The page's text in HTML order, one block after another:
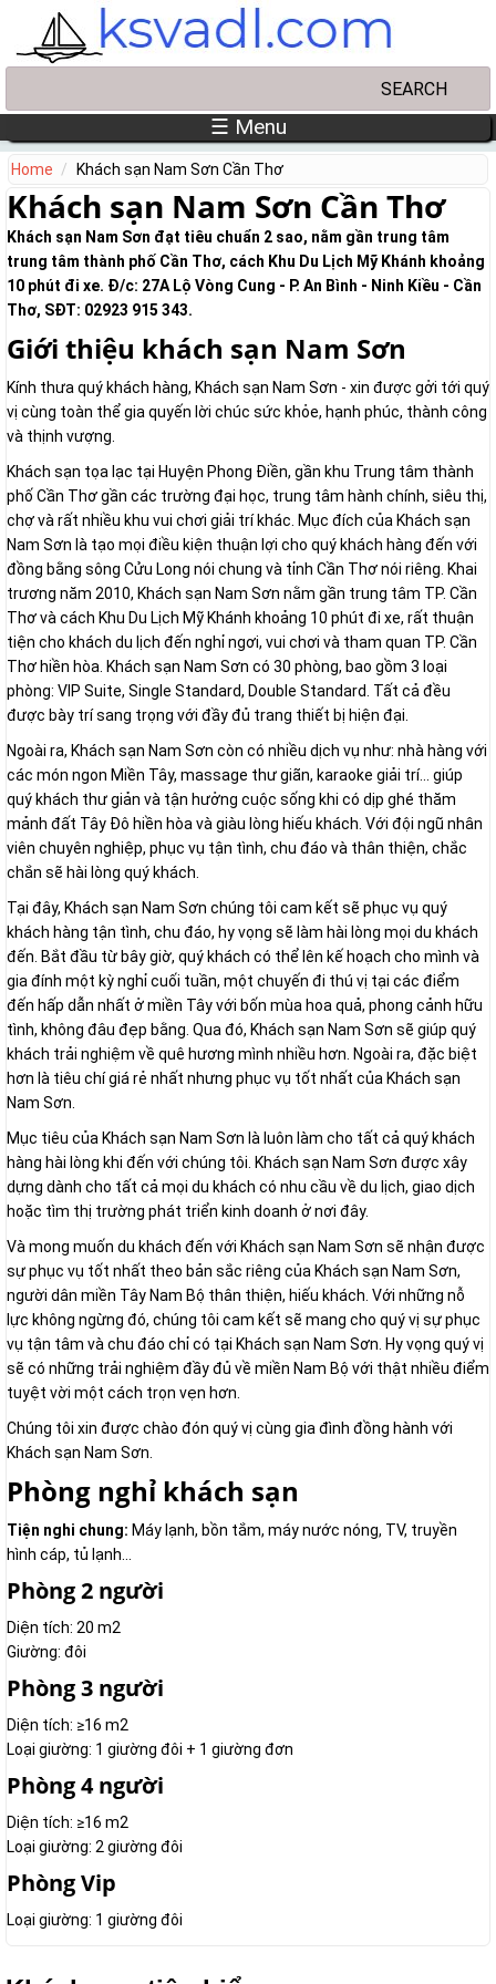
Skip to main content
☰ Menu
Home Khách sạn Nam Sơn Cần Thơ
Khách sạn Nam Sơn Cần Thơ
Khách sạn Nam Sơn đạt tiêu chuẩn 2 sao, nằm gần trung tâm
trung tâm thành phố Cần Thơ, cách Khu Du Lịch Mỹ Khánh khoảng
10 phút đi xe. Đ/c: 27A Lộ Vòng Cung - P. An Bình - Ninh Kiều - Cần
Thơ, SĐT: 02923 915 343.
Giới thiệu khách sạn Nam Sơn
Kính thưa quý khách hàng, Khách sạn Nam Sơn - xin được gởi tới quý
vị cùng toàn thể gia quyến lời chúc sức khỏe, hạnh phúc, thành công
và thịnh vượng.
Khách sạn tọa lạc tại Huyện Phong Điền, gần khu Trung tâm thành
phố Cần Thơ gần các trường đại học, trung tâm hành chính, siêu thị,
chợ và rất nhiều khu vui chơi giải trí khác. Mục đích của Khách sạn
Nam Sơn là tạo mọi điều kiện thuận lợi cho quý khách hàng đến với
đồng bằng sông Cửu Long nói chung và tỉnh Cần Thơ nói riêng. Khai
trương năm 2010, Khách sạn Nam Sơn nằm gần trung tâm TP. Cần
Thơ và cách Khu Du Lịch Mỹ Khánh khoảng 10 phút đi xe, rất thuận
tiện cho khách du lịch đến nghỉ ngơi, vui chơi và tham quan TP. Cần
Thơ hiền hòa. Khách sạn Nam Sơn có 30 phòng, bao gồm 3 loại
phòng: VIP Suite, Single Standard, Double Standard. Tất cả đều
được bày trí sang trọng với đầy đủ trang thiết bị hiện đại.
Ngoài ra, Khách sạn Nam Sơn còn có nhiều dịch vụ như: nhà hàng với
các món ngon Miền Tây, massage thư giãn, karaoke giải trí... giúp
quý khách thư giản và tận hưởng cuộc sống khi có dịp ghé thăm
mảnh đất Tây Đô hiền hòa và giàu lòng hiếu khách. Với đội ngũ nhân
viên chuyên nghiệp, phục vụ tận tình, chu đáo và thân thiện, chắc
chắn sẽ hài lòng quý khách.
Tại đây, Khách sạn Nam Sơn chúng tôi cam kết sẽ phục vụ quý
khách hàng tận tình, chu đáo, hy vọng sẽ làm hài lòng mọi du khách
đến. Bắt đầu từ bây giờ, quý khách có thể lên kế hoạch cho mình và
gia đính một kỳ nghỉ cuối tuần, một chuyến đi thú vị tại các điểm
đến hấp dẫn nhất ở miền Tây với bốn mùa hoa quả, phong cảnh hữu
tình, không đâu đẹp bằng. Qua đó, Khách sạn Nam Sơn sẽ giúp quý
khách trải nghiệm về quê hương mình nhiều hơn. Ngoài ra, đặc biệt
hơn là tiêu chí giá rẻ nhất nhưng phục vụ tốt nhất của Khách sạn
Nam Sơn.
Mục tiêu của Khách sạn Nam Sơn là luôn làm cho tất cả quý khách
hàng hài lòng khi đến với chúng tôi. Khách sạn Nam Sơn được xây
dựng dành cho tất cả mọi du khách có nhu cầu về du lịch, giao dịch
hoặc tìm thị trường phát triển kinh doanh ở nơi đây.
Và mong muốn du khách đến với Khách sạn Nam Sơn sẽ nhận được
sự phục vụ tốt nhất theo bản sắc riêng của Khách sạn Nam Sơn,
người dân miền Tây Nam Bộ thân thiện, hiếu khách. Với những nỗ
lực không ngừng đó, chúng tôi cam kết sẽ mang cho quý vị sự phục
vụ tận tâm và chu đáo chỉ có tại Khách sạn Nam Sơn. Hy vọng quý vị
sẽ có những trải nghiệm đầy đủ về miền Nam Bộ với thật nhiều điểm
tuyệt vời một cách trọn vẹn hơn.
Chúng tôi xin được chào đón quý vị cùng gia đình đồng hành với
Khách sạn Nam Sơn.
Phòng nghỉ khách sạn
Tiện nghi chung: Máy lạnh, bồn tắm, máy nước nóng, TV, truyền
hình cáp, tủ lạnh...
Phòng 2 người
Diện tích: 20 m2
Giường: đôi
Phòng 3 người
Diện tích: ≥16 m2
Loại giường: 1 giường đôi + 1 giường đơn
Phòng 4 người
Diện tích: ≥16 m2
Loại giường: 2 giường đôi
Phòng Vip
Loại giường: 1 giường đôi